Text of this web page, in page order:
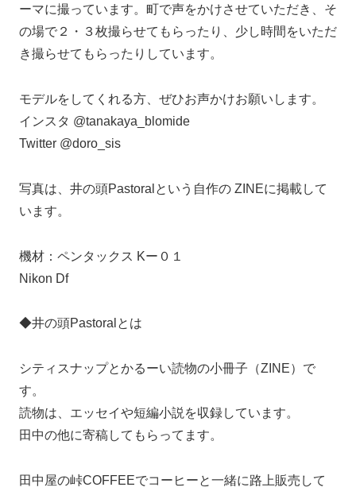
ーマに撮っています。町で声をかけさせていただき、そ
の場で２・３枚撮らせてもらったり、少し時間をいただ
き撮らせてもらったりしています。
モデルをしてくれる方、ぜひお声かけお願いします。
インスタ @tanakaya_blomide
Twitter @doro_sis
写真は、井の頭Pastoralという自作の ZINEに掲載して
います。
機材：ペンタックス Kー０１
Nikon Df
◆井の頭Pastoralとは
シティスナップとかるーい読物の小冊子（ZINE）で
す。
読物は、エッセイや短編小説を収録しています。
田中の他に寄稿してもらってます。
田中屋の峠COFFEEでコーヒーと一緒に路上販売して